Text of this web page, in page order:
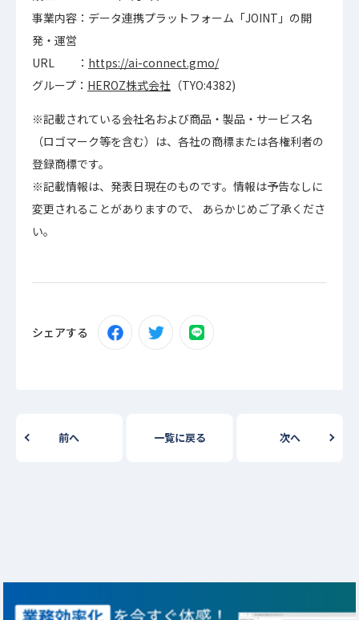
事業内容：データ連携プラットフォーム「JOINT」の開
発・運営
URL ： https://ai-connect.gmo/
グループ： HEROZ株式会社 （TYO:4382)
※記載されている会社名および商品・製品・サービス名
（ロゴマーク等を含む）は、各社の商標または各権利者の
登録商標です。
※記載情報は、発表日現在のものです。情報は予告なしに
変更されることがありますので、 あらかじめご了承くださ
い。
シェアする
前へ 一覧に戻る 次へ